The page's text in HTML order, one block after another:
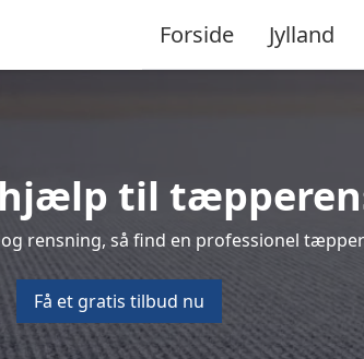
Forside Jylland
til
rensning, så find en professionel
Få et gratis tilbud nu